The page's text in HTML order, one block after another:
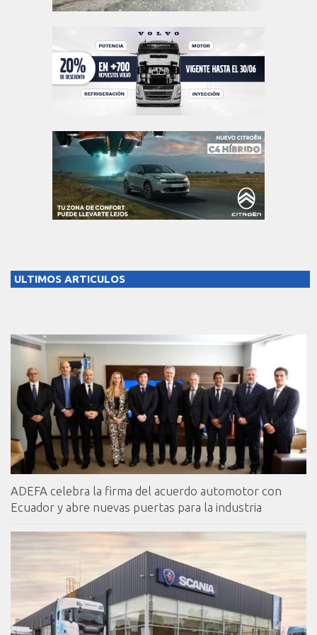
ULTIMOS ARTICULOS
ADEFA celebra la firma del acuerdo automotor con
Ecuador y abre nuevas puertas para la industria